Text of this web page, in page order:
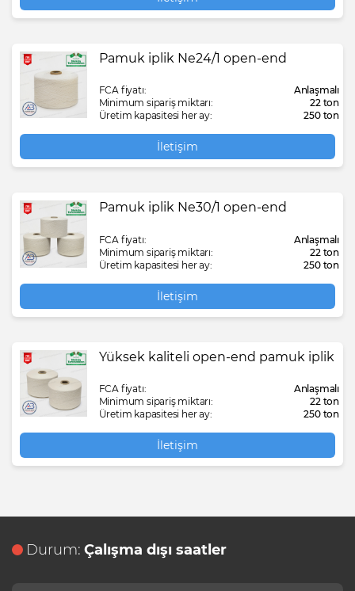
Pamuk iplik Ne24/1 open-end
FCA fiyatı:
Anlaşmalı
Minimum sipariş miktarı:
22 ton
Üretim kapasitesi her ay:
250 ton
İletişim
Pamuk iplik Ne30/1 open-end
FCA fiyatı:
Anlaşmalı
Minimum sipariş miktarı:
22 ton
Üretim kapasitesi her ay:
250 ton
İletişim
Yüksek kaliteli open-end pamuk iplik
FCA fiyatı:
Anlaşmalı
Minimum sipariş miktarı:
22 ton
Üretim kapasitesi her ay:
250 ton
İletişim
Durum: Çalışma dışı saatler